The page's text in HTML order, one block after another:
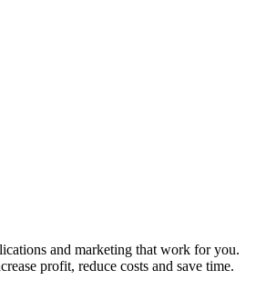
and marketing that work for you.
profit, reduce costs and save time.